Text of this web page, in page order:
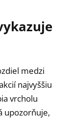
medzi
najvyššiu
vrcholu
upozorňuje,